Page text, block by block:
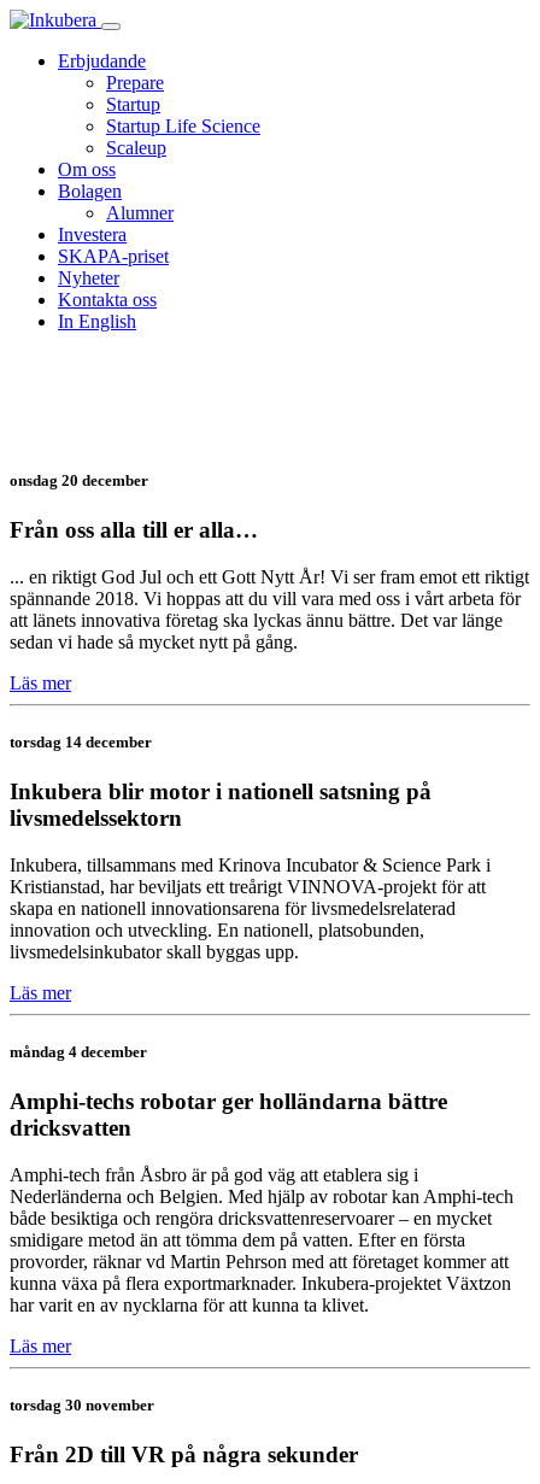
Erbjudande
Prepare
Startup
Startup Life Science
Scaleup
Om oss
Bolagen
Alumner
Investera
SKAPA-priset
Nyheter
Kontakta oss
In English
onsdag 20 december
Från oss alla till er alla…
... en riktigt God Jul och ett Gott Nytt År! Vi ser fram emot ett riktigt
spännande 2018. Vi hoppas att du vill vara med oss i vårt arbeta för
att länets innovativa företag ska lyckas ännu bättre. Det var länge
sedan vi hade så mycket nytt på gång.
Läs mer
torsdag 14 december
Inkubera blir motor i nationell satsning på
livsmedelssektorn
Inkubera, tillsammans med Krinova Incubator & Science Park i
Kristianstad, har beviljats ett treårigt VINNOVA-projekt för att
skapa en nationell innovationsarena för livsmedelsrelaterad
innovation och utveckling. En nationell, platsobunden,
livsmedelsinkubator skall byggas upp.
Läs mer
måndag 4 december
Amphi-techs robotar ger holländarna bättre
dricksvatten
Amphi-tech från Åsbro är på god väg att etablera sig i
Nederländerna och Belgien. Med hjälp av robotar kan Amphi-tech
både besiktiga och rengöra dricksvattenreservoarer – en mycket
smidigare metod än att tömma dem på vatten. Efter en första
provorder, räknar vd Martin Pehrson med att företaget kommer att
kunna växa på flera exportmarknader. Inkubera-projektet Växtzon
har varit en av nycklarna för att kunna ta klivet.
Läs mer
torsdag 30 november
Från 2D till VR på några sekunder